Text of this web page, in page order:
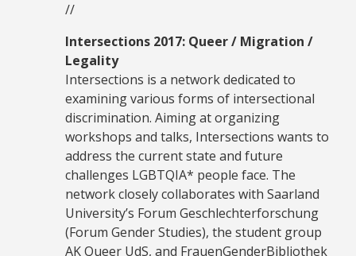
//
Intersections 2017: Queer / Migration /
Legality
Intersections is a network dedicated to
examining various forms of intersectional
discrimination. Aiming at organizing
workshops and talks, Intersections wants to
address the current state and future
challenges LGBTQIA* people face. The
network closely collaborates with Saarland
University’s Forum Geschlechterforschung
(Forum Gender Studies), the student group
AK Queer UdS, and FrauenGenderBibliothek